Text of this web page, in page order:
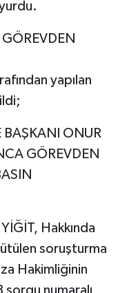
yapılan
BAŞKANI ONUR
GÖREVDEN
Hakkında
soruşturma
Hakimliğinin
numaralı